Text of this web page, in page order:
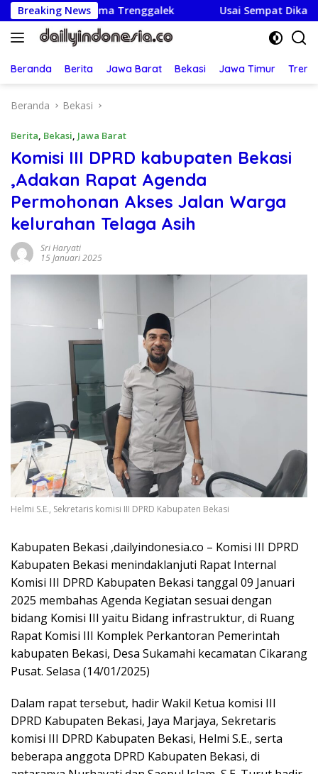
Langsung
ke
konten
Breaking News
Nama Trenggalek Usai Sempat Dikabarkan
Beranda Berita Jawa Barat Bekasi Jawa Timur
Beranda Bekasi
Berita, Bekasi, Jawa Barat
Komisi III DPRD kabupaten Bekasi
,Adakan Rapat Agenda
Permohonan Akses Jalan Warga
kelurahan Telaga Asih
Sri Haryati
15 Januari 2025
Helmi S.E., Sekretaris komisi III DPRD Kabupaten Bekasi
Kabupaten Bekasi ,dailyindonesia.co – Komisi III DPRD
Kabupaten Bekasi menindaklanjuti Rapat Internal
Komisi III DPRD Kabupaten Bekasi tanggal 09 Januari
2025 membahas Agenda Kegiatan sesuai dengan
bidang Komisi III yaitu Bidang infrastruktur, di Ruang
Rapat Komisi III Komplek Perkantoran Pemerintah
kabupaten Bekasi, Desa Sukamahi kecamatan Cikarang
Pusat. Selasa (14/01/2025)
Dalam rapat tersebut, hadir Wakil Ketua komisi III
DPRD Kabupaten Bekasi, Jaya Marjaya, Sekretaris
komisi III DPRD Kabupaten Bekasi, Helmi S.E., serta
beberapa anggota DPRD Kabupaten Bekasi, di